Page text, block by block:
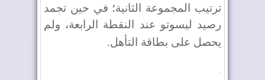
ترتيب المجموعة الثانية؛ في حين تجمد
رصيد ليسوتو عند النقطة الرابعة، ولم
يحصل على بطاقة التأهل.